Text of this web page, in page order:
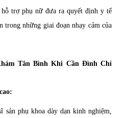
hỗ trợ phụ nữ đưa ra quyết định y tế
trong những giai đoạn nhạy cảm của
Tân Bình Khi Cần Đình Chỉ
sản phụ khoa dày dạn kinh nghiệm,